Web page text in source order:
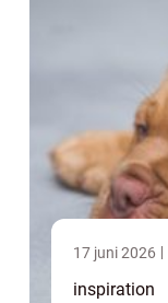
17 juni 2026
inspiration